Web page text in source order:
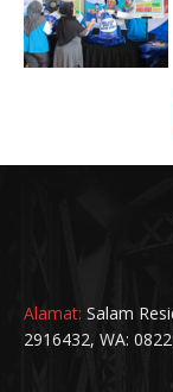
Alamat: Salam
2916432, WA: